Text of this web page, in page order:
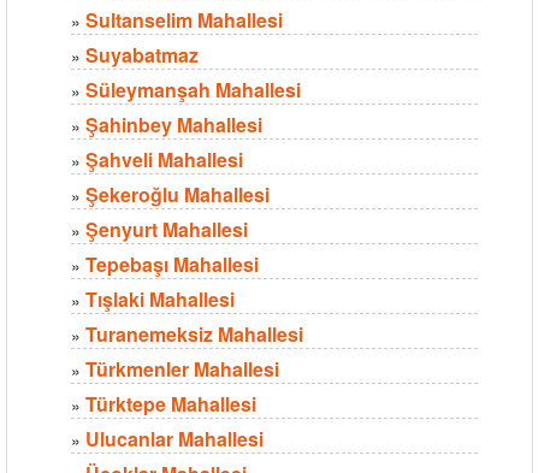
» Sultanselim Mahallesi
» Suyabatmaz
» Süleymanşah Mahallesi
» Şahinbey Mahallesi
» Şahveli Mahallesi
» Şekeroğlu Mahallesi
» Şenyurt Mahallesi
» Tepebaşı Mahallesi
» Tışlaki Mahallesi
» Turanemeksiz Mahallesi
» Türkmenler Mahallesi
» Türktepe Mahallesi
» Ulucanlar Mahallesi